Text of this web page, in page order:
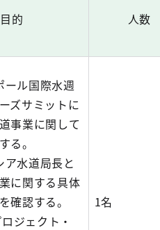
目的 人数
ール国際水週
ズサミットに
事業に関して
る。
ア水道局長と
に関する具体
確認する。
ジェクト・
1名